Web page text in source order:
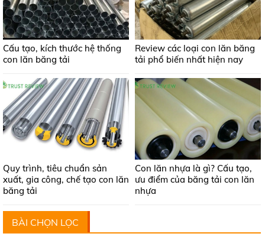
Cấu tạo, kích thước hệ thống
con lăn băng tải
Review các loại con lăn băng
tải phổ biến nhất hiện nay
Quy trình, tiêu chuẩn sản
xuất, gia công, chế tạo con lăn
băng tải
Con lăn nhựa là gì? Cấu tạo,
ưu điểm của băng tải con lăn
nhựa
BÀI CHỌN LỌC